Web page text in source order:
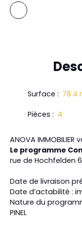
Surface : 78.4
Pièces : 4
ANOVA
Le programme
rue de Hochfelden
Date de livraison
Date d’actabilité :
Nature du
PINEL